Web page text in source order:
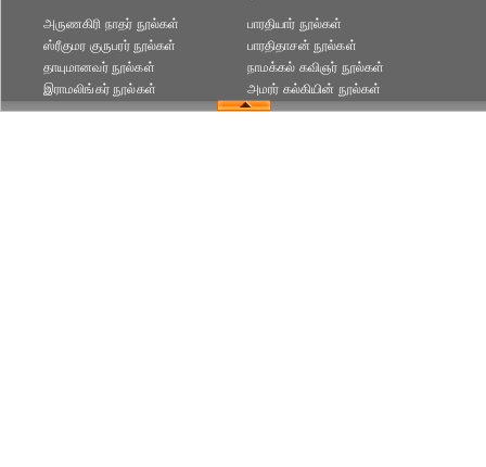
அருணகிரி நாதர் நூல்கள்
ஸ்ரீகுமர குருபரர் நூல்கள்
தாயுமானவர் நூல்கள்
இராமலிங்கர் நூல்கள்
பாரதியார் நூல்கள்
பாரதிதாசன் நூல்கள்
நாமக்கல் கவிஞர் நூல்கள்
அமரர் கல்கியின் நூல்கள்